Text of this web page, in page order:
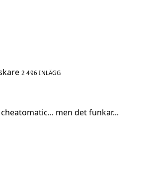
2 496 INLÄGG
men det funkar...